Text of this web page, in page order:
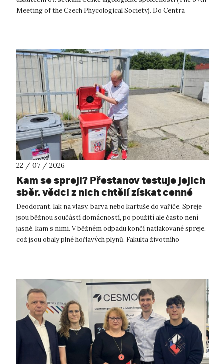
Meeting of the Czech Phycological Society). Do Centra
22 / 07 / 2026
Kam se spreji? Přestanov testuje jejich
sběr, vědci z nich chtějí získat cenné
kovy
Deodorant, lak na vlasy, barva nebo kartuše do vařiče. Spreje
jsou běžnou součástí domácností, po použití ale často není
jasné, kam s nimi. V běžném odpadu končí natlakované spreje,
což jsou obaly plné hořlavých plynů. Fakulta životního